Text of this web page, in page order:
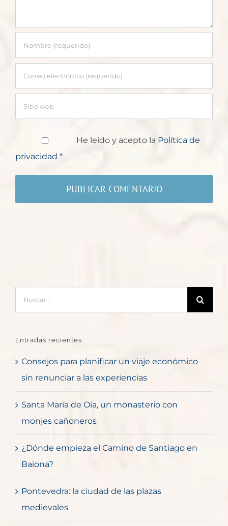
He leído y acepto la Política de
privacidad *
Entradas recientes
Consejos para planificar un viaje económico
sin renunciar a las experiencias
Santa María de Oia, un monasterio con
monjes cañoneros
¿Dónde empieza el Camino de Santiago en
Baiona?
Pontevedra: la ciudad de las plazas
medievales